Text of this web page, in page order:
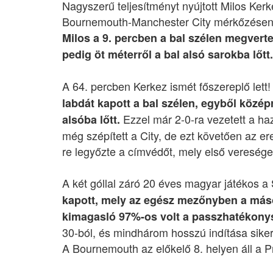
Nagyszerű teljesítményt nyújtott Milos
Bournemouth-Manchester City
Milos a 9. percben a bal szélen
pedig öt méterről a bal alsó sarokba lőtt.
A 64. percben Kerkez ismét főszereplő lett!
labdát kapott a bal szélen, egyből
alsóba lőtt. Ezzel már 2-0-ra vezetett a
még szépített a City, de ezt követően az
re legyőzte a címvédőt, mely első
A két góllal záró 20 éves magyar játékos
kapott, mely az egész mezőnyben a
kimagasló 97%-os volt a
30-ból, és mindhárom hosszú indítása
A Bournemouth az előkelő 8. helyen áll a